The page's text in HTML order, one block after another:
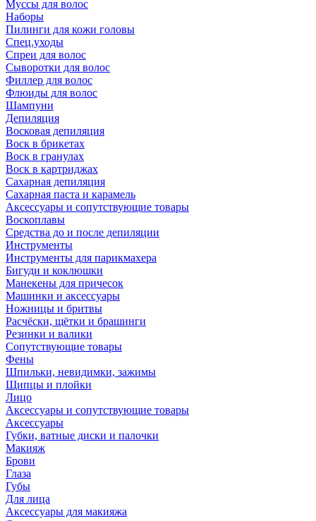
Муссы для волос
Наборы
Пилинги для кожи головы
Спец.уходы
Спреи для волос
Сыворотки для волос
Филлер для волос
Флюиды для волос
Шампуни
Депиляция
Восковая депиляция
Воск в брикетах
Воск в гранулах
Воск в картриджах
Сахарная депиляция
Сахарная паста и карамель
Аксессуары и сопутствующие товары
Воскоплавы
Средства до и после депиляции
Инструменты
Инструменты для парикмахера
Бигуди и коклюшки
Манекены для причесок
Машинки и аксессуары
Ножницы и бритвы
Расчёски, щётки и брашинги
Резинки и валики
Сопутствующие товары
Фены
Шпильки, невидимки, зажимы
Щипцы и плойки
Лицо
Аксессуары и сопутствующие товары
Аксессуары
Губки, ватные диски и палочки
Макияж
Брови
Глаза
Губы
Для лица
Аксессуары для макияжа